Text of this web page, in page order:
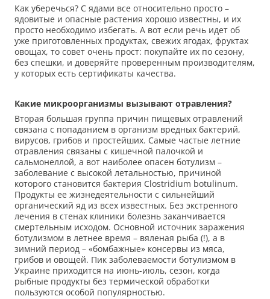
Как уберечься? С ядами все относительно просто –
ядовитые и опасные растения хорошо известны, и их
просто необходимо избегать. А вот если речь идет об
уже приготовленных продуктах, свежих ягодах, фруктах
овощах, то совет очень прост: покупайте их по сезону,
без спешки, и доверяйте проверенным производителям,
у которых есть сертификаты качества.
Какие микроорганизмы вызывают отравления?
Вторая большая группа причин пищевых отравлений
связана с попаданием в организм вредных бактерий,
вирусов, грибов и простейших. Самые частые летние
отравления связаны с кишечной палочкой и
сальмонеллой, а вот наиболее опасен ботулизм –
заболевание с высокой летальностью, причиной
которого становится бактерия Clostridium botulinum.
Продукты ее жизнедеятельности с сильнейший
органический яд из всех известных. Без экстренного
лечения в стенах клиники болезнь заканчивается
смертельным исходом. Основной источник заражения
ботулизмом в летнее время – вяленая рыба (!), а в
зимний период – «бомбажные» консервы из мяса,
грибов и овощей. Пик заболеваемости ботулизмом в
Украине приходится на июнь-июль, сезон, когда
рыбные продукты без термической обработки
пользуются особой популярностью.